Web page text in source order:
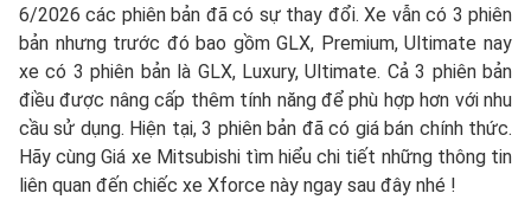
6/2026 các phiên bản đã có sự thay đổi. Xe vẫn có 3 phiên
bản nhưng trước đó bao gồm GLX, Premium, Ultimate nay
xe có 3 phiên bản là GLX, Luxury, Ultimate. Cả 3 phiên bản
điều được nâng cấp thêm tính năng để phù hợp hơn với nhu
cầu sử dụng. Hiện tại, 3 phiên bản đã có giá bán chính thức.
Hãy cùng Giá xe Mitsubishi tìm hiểu chi tiết những thông tin
liên quan đến chiếc xe Xforce này ngay sau đây nhé !